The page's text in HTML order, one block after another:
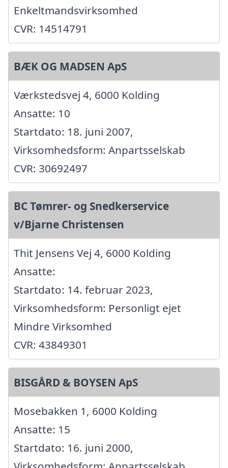
Enkeltmandsvirksomhed
CVR: 14514791
BÆK OG MADSEN ApS
Værkstedsvej 4, 6000 Kolding
Ansatte: 10
Startdato: 18. juni 2007,
Virksomhedsform: Anpartsselskab
CVR: 30692497
BC Tømrer- og Snedkerservice
v/Bjarne Christensen
Thit Jensens Vej 4, 6000 Kolding
Ansatte:
Startdato: 14. februar 2023,
Virksomhedsform: Personligt ejet
Mindre Virksomhed
CVR: 43849301
BISGÅRD & BOYSEN ApS
Mosebakken 1, 6000 Kolding
Ansatte: 15
Startdato: 16. juni 2000,